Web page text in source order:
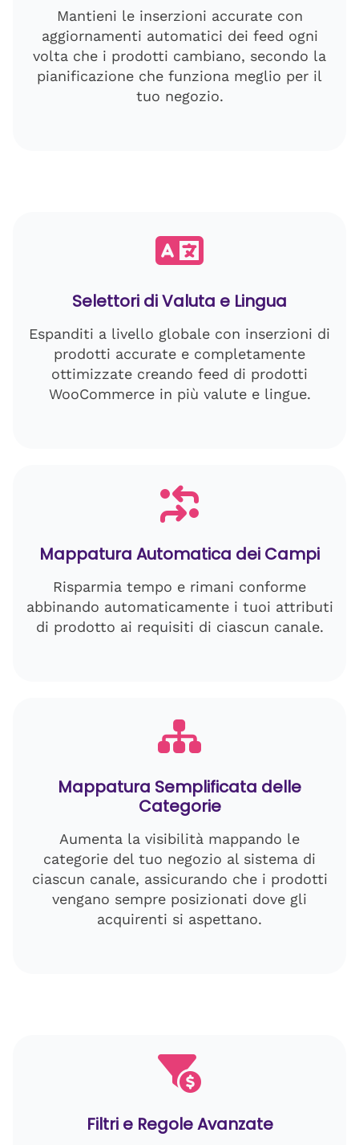
Mantieni le inserzioni accurate con
aggiornamenti automatici dei feed ogni
volta che i prodotti cambiano, secondo la
pianificazione che funziona meglio per il
tuo negozio.
Selettori di Valuta e Lingua
Espanditi a livello globale con inserzioni di
prodotti accurate e completamente
ottimizzate creando feed di prodotti
WooCommerce in più valute e lingue.
Mappatura Automatica dei Campi
Risparmia tempo e rimani conforme
abbinando automaticamente i tuoi attributi
di prodotto ai requisiti di ciascun canale.
Mappatura Semplificata delle
Categorie
Aumenta la visibilità mappando le
categorie del tuo negozio al sistema di
ciascun canale, assicurando che i prodotti
vengano sempre posizionati dove gli
acquirenti si aspettano.
Filtri e Regole Avanzate